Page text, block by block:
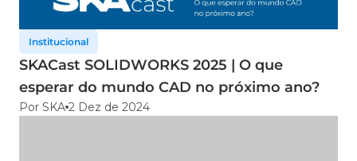
Institucional
SKACast SOLIDWORKS 2025 | O que
esperar do mundo CAD no próximo ano?
Por SKA 2 Dez de 2024